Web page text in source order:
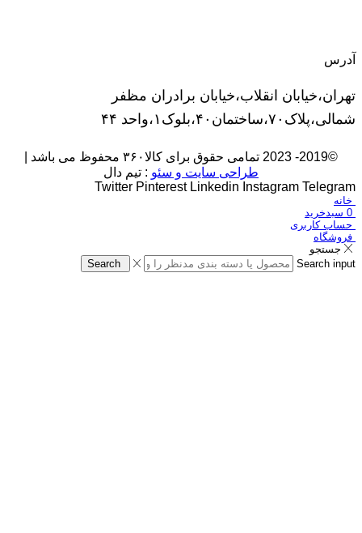
آدرس
تهران،خیابان انقلاب،خیابان برادران مظفر
شمالی،پلاک۷۰،ساختمان۴۰،بلوک۱،واحد ۴۴
©2019- 2023 تمامی حقوق برای کالا۳۶۰ محفوظ می باشد |
طراحی سایت و سئو : تیم دال
Twitter Pinterest Linkedin Instagram Telegram
خانه
0 سبدخرید
حساب کاربری
فروشگاه
جستجو
Search input
Search